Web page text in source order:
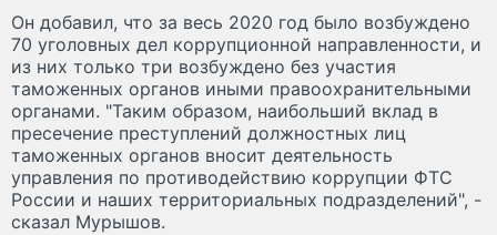
Он добавил, что за весь 2020 год было возбуждено
70 уголовных дел коррупционной направленности, и
из них только три возбуждено без участия
таможенных органов иными правоохранительными
органами. "Таким образом, наибольший вклад в
пресечение преступлений должностных лиц
таможенных органов вносит деятельность
управления по противодействию коррупции ФТС
России и наших территориальных подразделений", -
сказал Мурышов.